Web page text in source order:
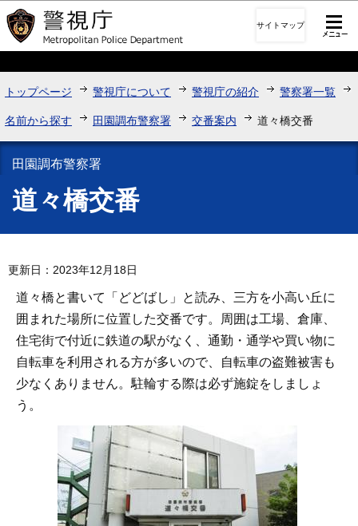
このページの本文へ移動
サイトマップ
トップページ 警視庁について 警視庁の紹介 警察署一覧
名前から探す 田園調布警察署 交番案内 道々橋交番
田園調布警察署
道々橋交番
更新日：2023年12月18日
道々橋と書いて「どどばし」と読み、三方を小高い丘に
囲まれた場所に位置した交番です。周囲は工場、倉庫、
住宅街で付近に鉄道の駅がなく、通勤・通学や買い物に
自転車を利用される方が多いので、自転車の盗難被害も
少なくありません。駐輪する際は必ず施錠をしましょ
う。